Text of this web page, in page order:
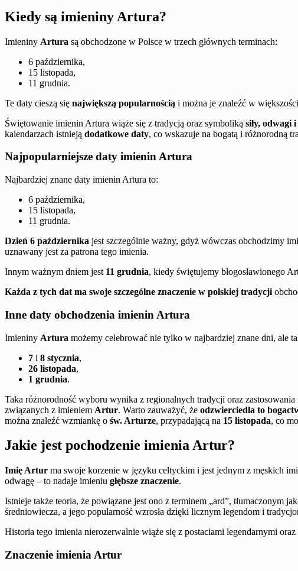
Kiedy są imieniny Artura?
Imieniny Artura są obchodzone w Polsce w trzech głównych terminach:
6 października,
15 listopada,
11 grudnia.
Te daty cieszą się największą popularnością i można je znaleźć w
Świętowanie imienin Artura wiąże się z tradycją oraz symboliką siły, odwagi
kalendarzach istnieją dodatkowe daty, co wskazuje na bogatą i różnorodną
Najpopularniejsze daty imienin Artura
Najbardziej znane daty imienin Artura to:
6 października,
15 listopada,
11 grudnia.
Dzień 6 października jest szczególnie ważny, gdyż wówczas obchodzimy
uznawany jest za patrona tego imienia.
Innym ważnym dniem jest 11 grudnia, kiedy świętujemy błogosławionego
Każda z tych dat ma swoje szczególne znaczenie w polskiej tradycji
Inne daty obchodzenia imienin Artura
Imieniny Artura możemy celebrować nie tylko w najbardziej znane dni, ale
7 i 8 stycznia,
26 listopada,
1 grudnia.
Taka różnorodność wyboru wynika z regionalnych tradycji oraz
związanych z imieniem Artur. Warto zauważyć, że odzwierciedla to
można znaleźć wzmiankę o św. Arturze, przypadającą na 15 listopada, co
Jakie jest pochodzenie imienia Artur?
Imię Artur ma swoje korzenie w języku celtyckim i jest jednym z męskich
odwagę – to nadaje imieniu głębsze znaczenie.
Istnieje także teoria, że powiązane jest ono z terminem „ard”, tłumaczonym
średniowiecza, a jego popularność wzrosła dzięki licznym legendom i
Historia tego imienia nierozerwalnie wiąże się z postaciami legendarnymi
Znaczenie imienia Artur